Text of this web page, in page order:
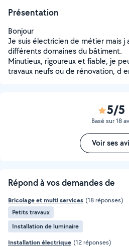
Présentation
Bonjour
Je suis électricien de métier mais j
différents domaines du bâtiment.
Minutieux, rigoureux et fiable, je
travaux neufs ou de rénovation, d
5/5
Basé sur 18
Voir ses
Répond à vos demandes de
Bricolage et multi services (18 réponses)
Petits travaux
Installation de luminaire
Installation électrique (12 réponses)